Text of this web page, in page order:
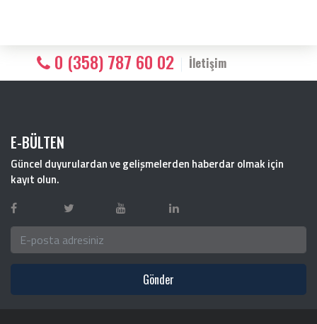
0 (358) 787 60 02 İletişim
E-BÜLTEN
Güncel duyurulardan ve gelişmelerden haberdar olmak için
kayıt olun.
Gönder